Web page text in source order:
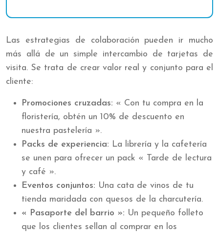
Las estrategias de colaboración pueden ir mucho
más allá de un simple intercambio de tarjetas de
visita. Se trata de crear valor real y conjunto para el
cliente:
Promociones cruzadas: « Con tu compra en la
floristería, obtén un 10% de descuento en
nuestra pastelería ».
Packs de experiencia: La librería y la cafetería
se unen para ofrecer un pack « Tarde de lectura
y café ».
Eventos conjuntos: Una cata de vinos de tu
tienda maridada con quesos de la charcutería.
« Pasaporte del barrio »: Un pequeño folleto
que los clientes sellan al comprar en los